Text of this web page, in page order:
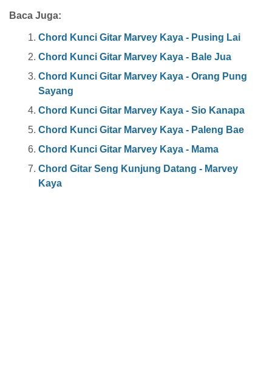
Baca Juga:
Chord Kunci Gitar Marvey Kaya - Pusing Lai
Chord Kunci Gitar Marvey Kaya - Bale Jua
Chord Kunci Gitar Marvey Kaya - Orang Pung
Sayang
Chord Kunci Gitar Marvey Kaya - Sio Kanapa
Chord Kunci Gitar Marvey Kaya - Paleng Bae
Chord Kunci Gitar Marvey Kaya - Mama
Chord Gitar Seng Kunjung Datang - Marvey
Kaya